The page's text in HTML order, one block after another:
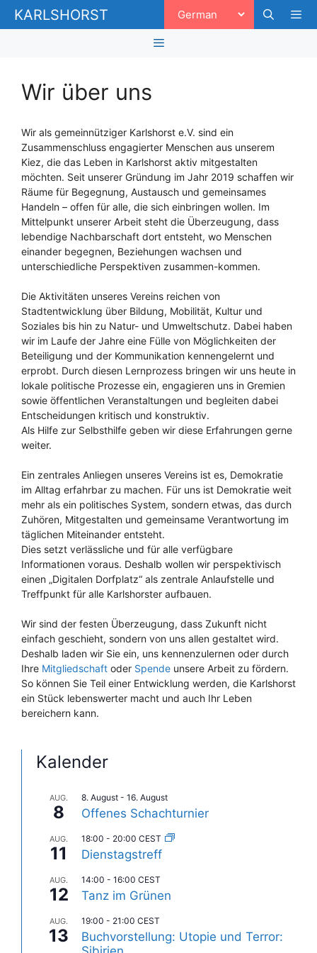
Zum
InhaltKARLSHORST
Wir über uns
Wir als gemeinnütziger Karlshorst e.V. sind ein
Zusammenschluss engagierter Menschen aus unserem
Kiez, die das Leben in Karlshorst aktiv mitgestalten
möchten. Seit unserer Gründung im Jahr 2019 schaffen wir
Räume für Begegnung, Austausch und gemeinsames
Handeln – offen für alle, die sich einbringen wollen. Im
Mittelpunkt unserer Arbeit steht die Überzeugung, dass
lebendige Nachbarschaft dort entsteht, wo Menschen
einander begegnen, Beziehungen wachsen und
unterschiedliche Perspektiven zusammen-kommen.
Die Aktivitäten unseres Vereins reichen von
Stadtentwicklung über Bildung, Mobilität, Kultur und
Soziales bis hin zu Natur- und Umweltschutz. Dabei haben
wir im Laufe der Jahre eine Fülle von Möglichkeiten der
Beteiligung und der Kommunikation kennengelernt und
erprobt. Durch diesen Lernprozess bringen wir uns heute in
lokale politische Prozesse ein, engagieren uns in Gremien
sowie öffentlichen Veranstaltungen und begleiten dabei
Entscheidungen kritisch und konstruktiv.
Als Hilfe zur Selbsthilfe geben wir diese Erfahrungen gerne
weiter.
Ein zentrales Anliegen unseres Vereins ist es, Demokratie
im Alltag erfahrbar zu machen. Für uns ist Demokratie weit
mehr als ein politisches System, sondern etwas, das durch
Zuhören, Mitgestalten und gemeinsame Verantwortung im
täglichen Miteinander entsteht.
Dies setzt verlässliche und für alle verfügbare
Informationen voraus. Deshalb wollen wir perspektivisch
einen „Digitalen Dorfplatz“ als zentrale Anlaufstelle und
Treffpunkt für alle Karlshorster aufbauen.
Wir sind der festen Überzeugung, dass Zukunft nicht
einfach geschieht, sondern von uns allen gestaltet wird.
Deshalb laden wir Sie ein, uns kennenzulernen oder durch
Ihre Mitgliedschaft oder Spende unsere Arbeit zu fördern.
So können Sie Teil einer Entwicklung werden, die Karlshorst
ein Stück lebenswerter macht und auch Ihr Leben
bereichern kann.
Kalender
AUG.
8
8. August - 16. August
Offenes Schachturnier
AUG.
11
18:00 - 20:00 CEST
Dienstagstreff
AUG.
12
14:00 - 16:00 CEST
Tanz im Grünen
AUG.
13
19:00 - 21:00 CEST
Buchvorstellung: Utopie und Terror: